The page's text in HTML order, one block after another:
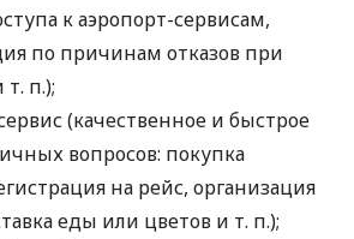
к аэропорт-сервисам,
по причинам отказов при
т. п.);
(качественное и быстрое
вопросов: покупка
на рейс, организация
еды или цветов и т. п.);